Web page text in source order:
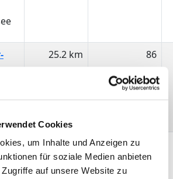
Cookies
um Inhalte und Anzeigen zu
für soziale Medien anbieten
auf unsere Website zu
25.2 km 86
31 km